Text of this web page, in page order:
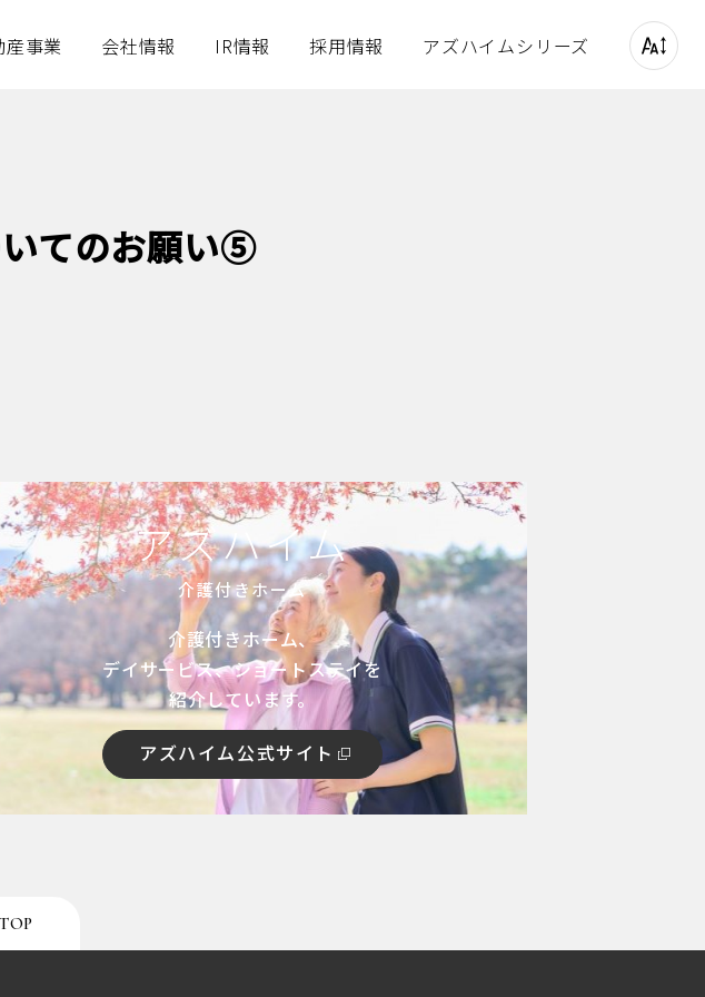
）
産事業
用地募集
会社情報
会社沿革
IR情報 採用情報 アズハイムシリーズ
てのお願い⑤
アズハイム
介護付きホーム
介護付きホーム、
デイサービス、ショートステイを
紹介しています。
アズハイム公式サイト